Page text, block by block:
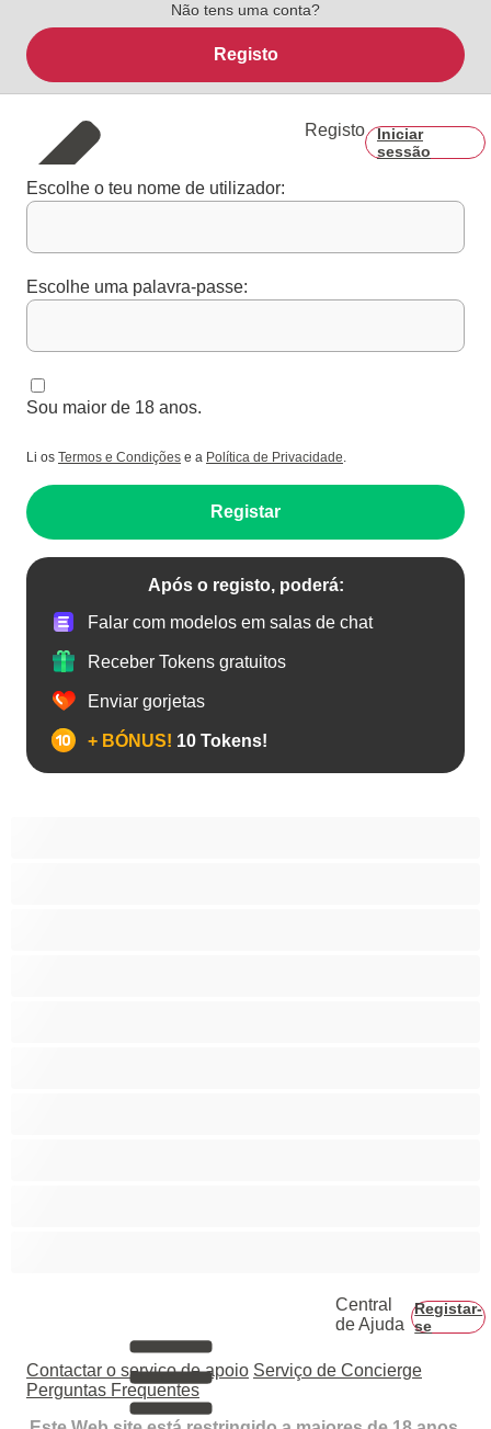
Não tens uma conta?
Registo
Registo
Iniciar
sessão
Escolhe o teu nome de utilizador:
Escolhe uma palavra-passe:
Sou maior de 18 anos.
Li os Termos e Condições e a Política de Privacidade.
Registar
Após o registo, poderá:
Falar com modelos em salas de chat
Receber Tokens gratuitos
Enviar gorjetas
+ BÓNUS! 10 Tokens!
Central
de Ajuda
Registar-
se
Contactar o serviço de apoio Serviço de Concierge
Perguntas Frequentes